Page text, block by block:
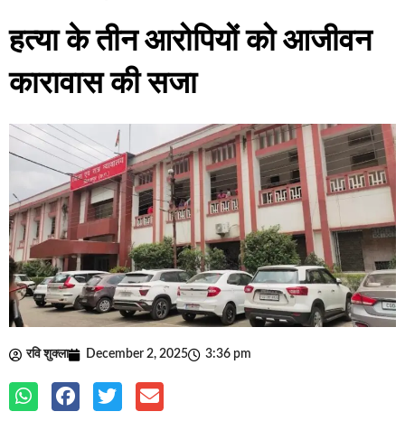
हत्या के तीन आरोपियों को आजीवन
कारावास की सजा
रवि शुक्ला December 2, 2025 3:36 pm